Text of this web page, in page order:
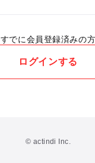
すでに会員登録済みの方
ログインする
© actindi Inc.